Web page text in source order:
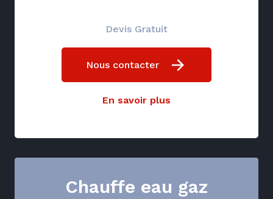
Devis Gratuit
Nous contacter
En savoir plus
Chauffe eau gaz